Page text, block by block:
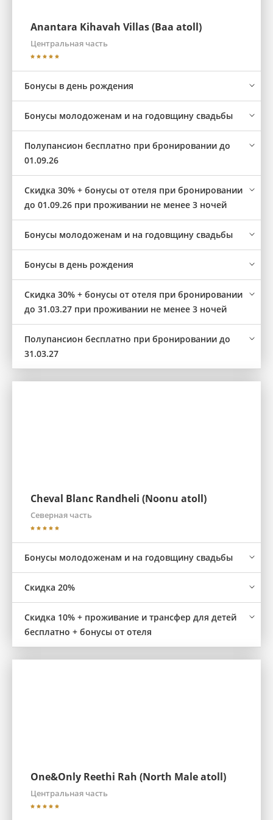
Anantara Kihavah Villas (Baa atoll)
Центральная часть
Бонусы в день рождения
Бонусы молодоженам и на годовщину свадьбы
Полупансион бесплатно при бронировании до
01.09.26
Скидка 30% + бонусы от отеля при бронировании
до 01.09.26 при проживании не менее 3 ночей
Бонусы молодоженам и на годовщину свадьбы
Бонусы в день рождения
Скидка 30% + бонусы от отеля при бронировании
до 31.03.27 при проживании не менее 3 ночей
Полупансион бесплатно при бронировании до
31.03.27
Cheval Blanc Randheli (Noonu atoll)
Северная часть
Бонусы молодоженам и на годовщину свадьбы
Скидка 20%
Скидка 10% + проживание и трансфер для детей
бесплатно + бонусы от отеля
One&Only Reethi Rah (North Male atoll)
Центральная часть